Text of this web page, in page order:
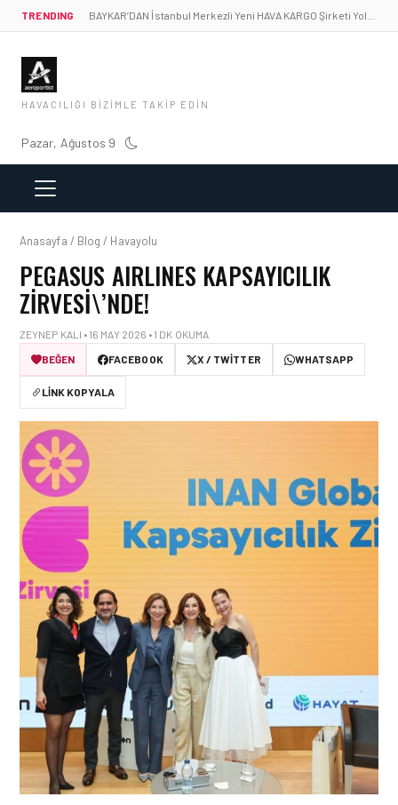
TRENDING
HAVACILIĞI BIZIMLE TAKIP EDIN
Pazar, Ağustos 9
Anasayfa / Blog / Havayolu
PEGASUS AIRLINES KAPSAYICILIK
ZIRVESI\’NDE!
ZEYNEP KALI • 16 MAY 2026 • 1 DK OKUMA
BEĞEN
FACEBOOK X / TWITTER WHATSAPP
LINK KOPYALA